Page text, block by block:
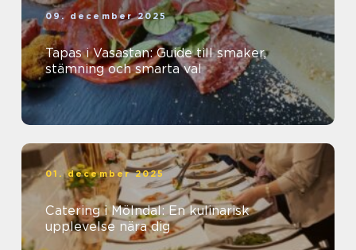
09. december 2025
Tapas i Vasastan: Guide till smaker,
stämning och smarta val
01. december 2025
Catering i Mölndal: En kulinarisk
upplevelse nära dig